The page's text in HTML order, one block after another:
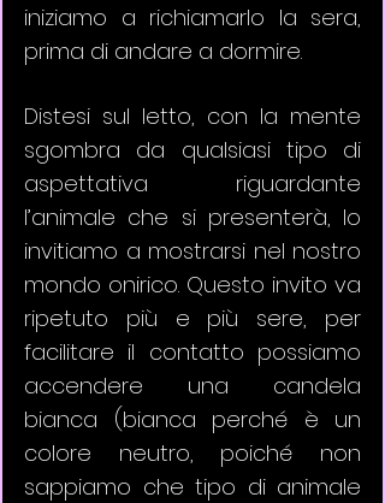
iniziamo a richiamarlo la sera,
prima di andare a dormire.
Distesi sul letto, con la mente
sgombra da qualsiasi tipo di
aspettativa riguardante
l’animale che si presenterà, lo
invitiamo a mostrarsi nel nostro
mondo onirico. Questo invito va
ripetuto più e più sere, per
facilitare il contatto possiamo
accendere una candela
bianca (bianca perché è un
colore neutro, poiché non
sappiamo che tipo di animale